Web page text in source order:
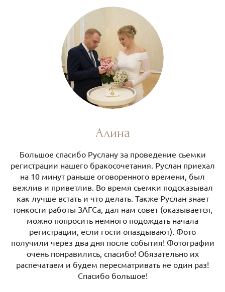
Алина
Большое спасибо Руслану за проведение сьемки
регистрации нашего бракосочетания. Руслан приехал
на 10 минут раньше оговоренного времени, был
вежлив и приветлив. Во время сьемки подсказывал
как лучше встать и что делать. Также Руслан знает
тонкости работы ЗАГСа, дал нам совет (оказывается,
можно попросить немного подождать начала
регистрации, если гости опаздывают). Фото
получили через два дня после события! Фотографии
очень понравились, спасибо! Обязательно их
распечатаем и будем пересматривать не один раз!
Спасибо большое!